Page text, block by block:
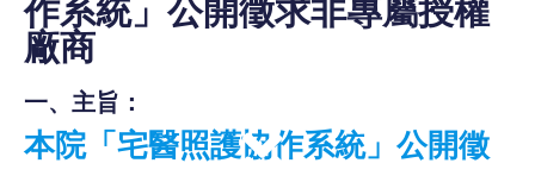
作系統」公開徵求非專屬授權
廠商
一、主旨：
本院「宅醫照護協作系統」公開徵